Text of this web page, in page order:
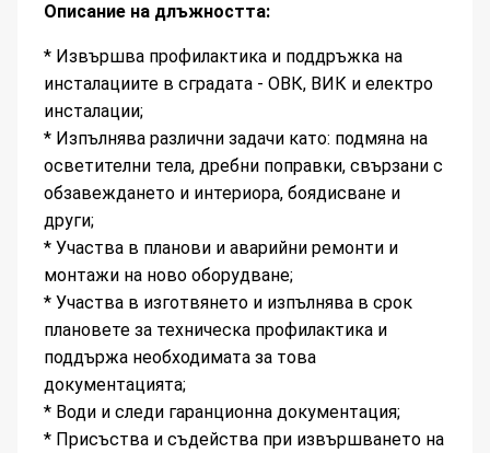
Описание на длъжността:
* Извършва профилактика и поддръжка на
инсталациите в сградата - ОВК, ВИК и електро
инсталации;
* Изпълнява различни задачи като: подмяна на
осветителни тела, дребни поправки, свързани с
обзавеждането и интериора, боядисване и
други;
* Участва в планови и аварийни ремонти и
монтажи на ново оборудване;
* Участва в изготвянето и изпълнява в срок
плановете за техническа профилактика и
поддържа необходимата за това
документацията;
* Води и следи гаранционна документация;
* Присъства и съдейства при извършването на